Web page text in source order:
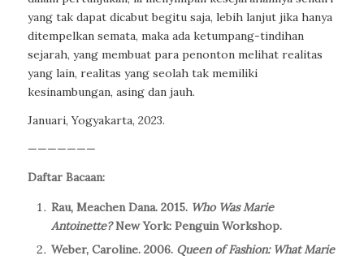
yang tak dapat dicabut begitu saja, lebih lanjut jika hanya
ditempelkan semata, maka ada ketumpang-tindihan
sejarah, yang membuat para penonton melihat realitas
yang lain, realitas yang seolah tak memiliki
kesinambungan, asing dan jauh.
Januari, Yogyakarta, 2023.
———————
Daftar Bacaan:
Rau, Meachen Dana. 2015. Who Was Marie
Antoinette?New York: Penguin Workshop.
Weber, Caroline. 2006. Queen of Fashion: What Marie